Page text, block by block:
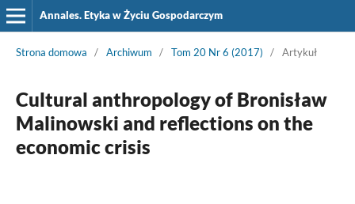
Annales. Etyka w Życiu Gospodarczym
Strona domowa / Archiwum / Tom 20 Nr 6 (2017) / Artykuł
Cultural anthropology of Bronisław
Malinowski and reflections on the
economic crisis